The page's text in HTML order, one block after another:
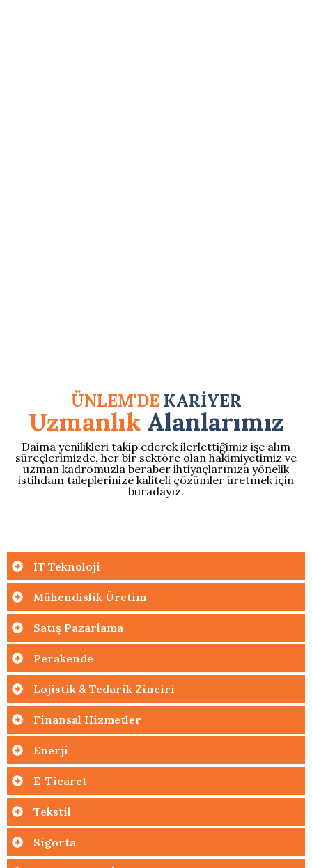
ÜNLEM'DE KARİYER
UzmanlıkAlanlarımız
Daima yenilikleri takip ederek ilerlettiğimiz işe alım
süreçlerimizde, her bir sektöre olan hakimiyetimiz ve
uzman kadromuzla beraber ihtiyaçlarınıza yönelik
istihdam taleplerinize kaliteli çözümler üretmek için
buradayız.
IT Teknoloji
Mühendislik Üretim
Satış Pazarlama
Perakende
Lojistik & Tedarik Zinciri
Finansal Hizmetler
Enerji
E-Ticaret
Tekstil
Sigorta